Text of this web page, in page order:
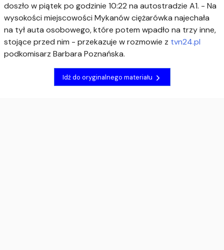
doszło w piątek po godzinie 10:22 na autostradzie A1. - Na
wysokości miejscowości Mykanów ciężarówka najechała
na tył auta osobowego, które potem wpadło na trzy inne,
stojące przed nim - przekazuje w rozmowie z tvn24.pl
podkomisarz Barbara Poznańska.
Idź do oryginalnego materiału